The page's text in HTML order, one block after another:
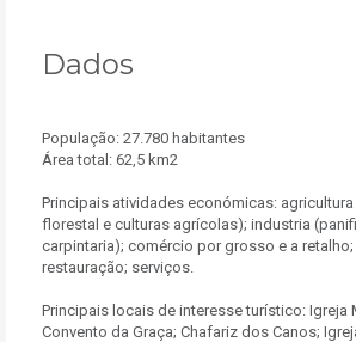
Dados
População: 27.780 habitantes
Área total: 62,5 km2
Principais atividades económicas:
florestal e culturas agrícolas); industria
carpintaria); comércio por grosso e a
restauração; serviços.
Principais locais de interesse turístico: Igreja
Convento da Graça; Chafariz dos Canos;